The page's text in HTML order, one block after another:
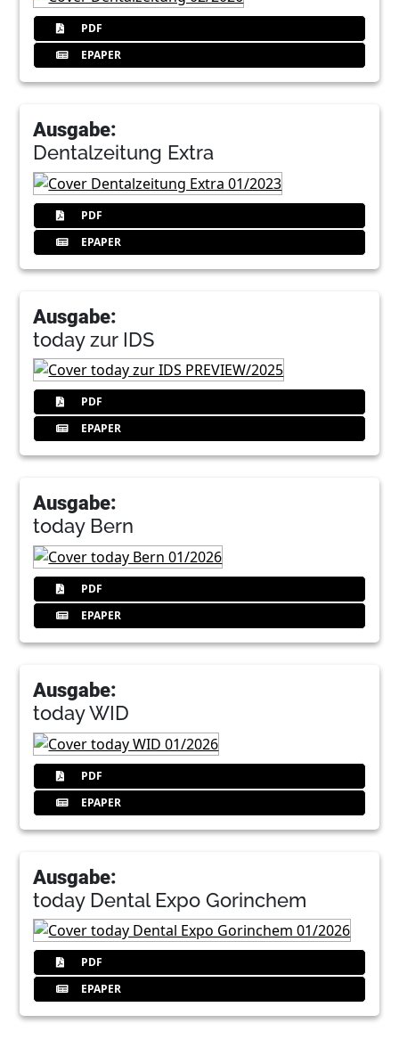
PDF
EPAPER
Ausgabe:
Dentalzeitung Extra
PDF
EPAPER
Ausgabe:
today zur IDS
PDF
EPAPER
Ausgabe:
today Bern
PDF
EPAPER
Ausgabe:
today WID
PDF
EPAPER
Ausgabe:
today Dental Expo Gorinchem
PDF
EPAPER